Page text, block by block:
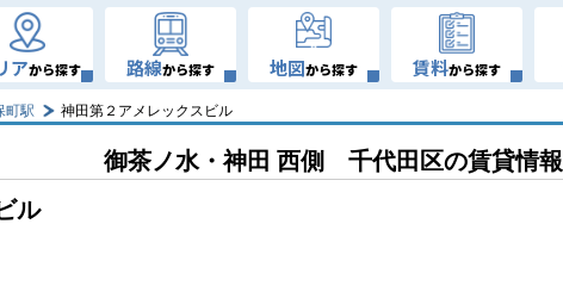
アから探す 路線から探す 地図から探す 賃料から探す
町駅 神田第２アメレックスビル
御茶ノ水・神田 西側 千代田区の賃貸情報
ル